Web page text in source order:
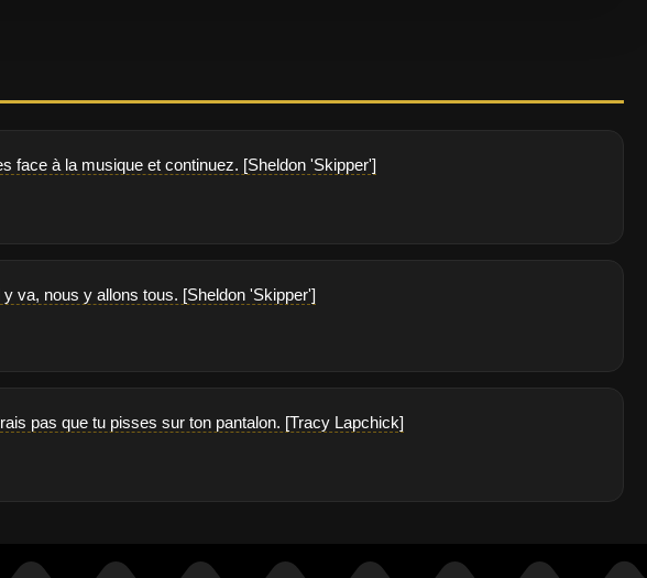
face à la musique et continuez. [Sheldon 'Skipper']
va, nous y allons tous. [Sheldon 'Skipper']
pas que tu pisses sur ton pantalon. [Tracy Lapchick]